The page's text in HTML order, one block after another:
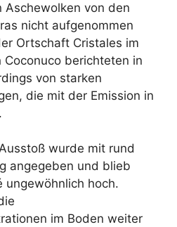
Aschewolken von den
nicht aufgenommen
Ortschaft Cristales im
berichteten in
von starken
die mit der Emission in
wurde mit rund
angegeben und blieb
ungewöhnlich hoch.
im Boden weiter